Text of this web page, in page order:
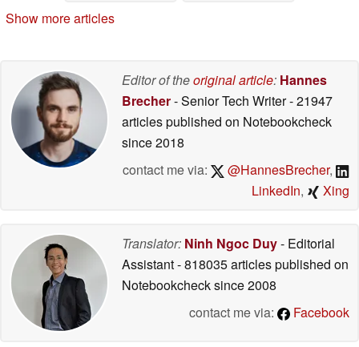
Show more articles
Editor of theoriginal article: Hannes
Brecher- Senior Tech Writer- 21947
articles published on Notebookcheck
since 2018
contact me via:
@HannesBrecher,
LinkedIn, Xing
Translator: Ninh Ngoc Duy- Editorial
Assistant- 818035 articles published on
Notebookchecksince 2008
contact me via:
Facebook